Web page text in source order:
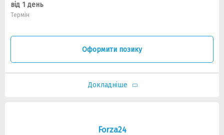
від 1 день
Термін
Оформити позику
Докладніше
Forza24